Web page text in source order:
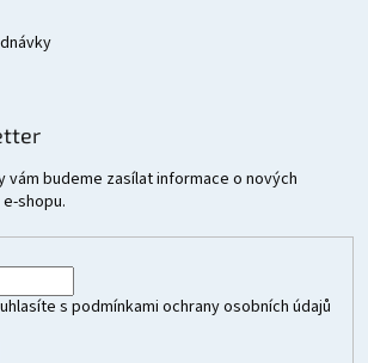
vám budeme zasílat informace o nových
shopu.
s podmínkami ochrany osobních údajů